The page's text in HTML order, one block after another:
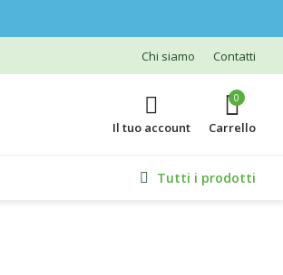
Chi siamo Contatti
Il tuo account
0
Tutti i prodotti